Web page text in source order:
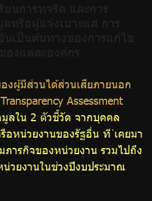
รียนการทุจริต และการ
หรือผู้แจ้งเบาะแส การ
นเป็นต้นทางของการแก้ไข
องแต่ละองค์กร
งผู้มีส่วนได้ส่วนเสียภายนอก
Assessment
มูลใน 2 ตัวชี้วัด จากบุคคล
หน่วยงานของรัฐอื่น ที ่เคยมา
ารกิจของหน่วยงาน รวมไปถึง
วยงานในช่วงปีงบประมาณ